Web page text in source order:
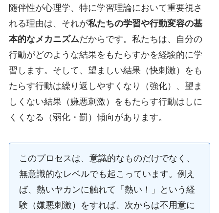
随伴性が心理学、特に学習理論において重要視さ
れる理由は、それが私たちの学習や行動変容の基
本的なメカニズムだからです。私たちは、自分の
行動がどのような結果をもたらすかを経験的に学
習します。そして、望ましい結果（快刺激）をも
たらす行動は繰り返しやすくなり（強化）、望ま
しくない結果（嫌悪刺激）をもたらす行動はしに
くくなる（弱化・罰）傾向があります。
このプロセスは、意識的なものだけでなく、
無意識的なレベルでも起こっています。例え
ば、熱いヤカンに触れて「熱い！」という経
験（嫌悪刺激）をすれば、次からは不用意に